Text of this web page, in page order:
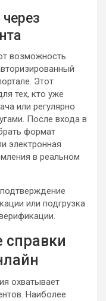
возможность
Этот
тех, кто уже
или регулярно
После входа в
формат
электронная
в реальном
или подгрузка
справки
охватывает
Наиболее